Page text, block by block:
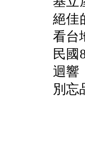
絕佳
看台
民國
迴響
別忘